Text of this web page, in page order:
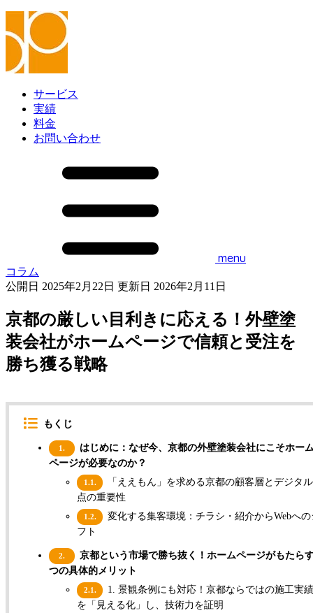
サービス
実績
料金
お問い合わせ
menu
コラム
公開日 2025年2月22日 更新日 2026年2月11日
京都の厳しい目利きに応える！外壁塗
装会社がホームページで信頼と受注を
勝ち獲る戦略
もくじ
1.
はじめに：なぜ今、京都の外壁塗装会社にこそホー
ページが必要なのか？
1.1.
「ええもん」を求める京都の顧客層とデジタ
点の重要性
1.2.
変化する集客環境：チラシ・紹介からWebへの
フト
2.
京都という市場で勝ち抜く！ホームページがもたら
つの具体的メリット
2.1.
1. 景観条例にも対応！京都ならではの施工実
を「見える化」し、技術力を証明